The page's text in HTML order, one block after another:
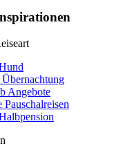
Angebote
Pauschalreisen